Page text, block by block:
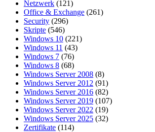
Netzwerk (121)
Office & Exchange (261)
Security (296)
Skripte (546)
Windows 10 (221)
Windows 11 (43)
Windows 7 (76)
Windows 8 (68)
Windows Server 2008 (8)
Windows Server 2012 (91)
Windows Server 2016 (82)
Windows Server 2019 (107)
Windows Server 2022 (19)
Windows Server 2025 (32)
Zertifikate (114)